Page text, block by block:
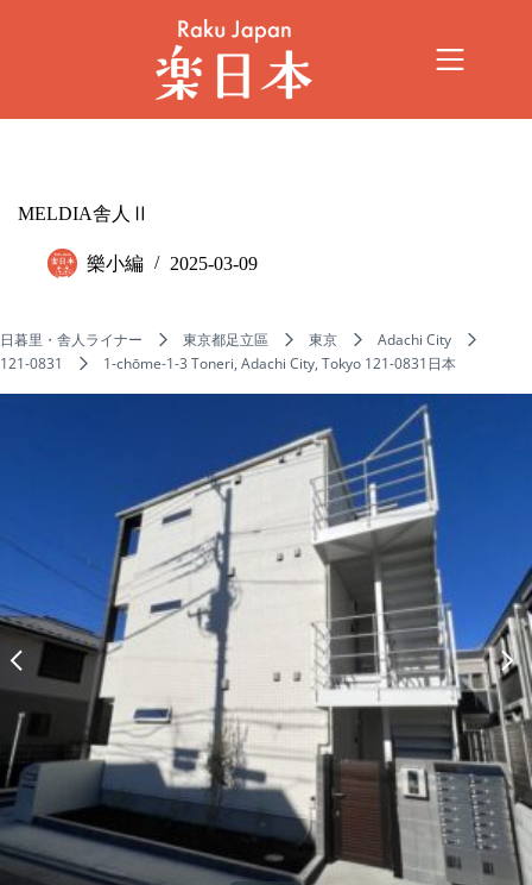
MELDIA舎人Ⅱ
樂小編 2025-03-09
日暮里・舎人ライナー 東京都足立區 東京
Adachi City
121-0831
1-chōme-1-3 Toneri, Adachi City, Tokyo 121-0831日本